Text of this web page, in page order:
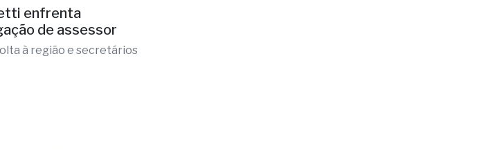
enfrenta
de assessor
à região e secretários